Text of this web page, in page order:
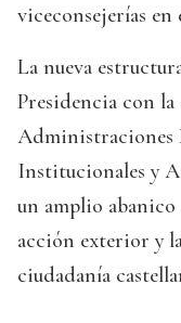
viceconsejerías
La nueva
Presidencia con
Administraciones
Institucionales y
un amplio abanico
acción exterior y
ciudadanía